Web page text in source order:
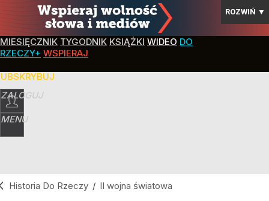
ROZWIŃ ▼
MIESIĘCZNIK TYGODNIK KSIĄŻKI WIDEO DO
RZECZY+ WSPIERAJ
ZALOGUJ
MENU
Historia Do Rzeczy / II wojna światowa